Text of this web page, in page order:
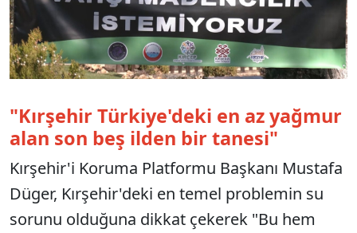
"Kırşehir Türkiye'deki en az yağmur
alan son beş ilden bir tanesi"
Kırşehir'i Koruma Platformu Başkanı Mustafa
Düger, Kırşehir'deki en temel problemin su
sorunu olduğuna dikkat çekerek "Bu hem